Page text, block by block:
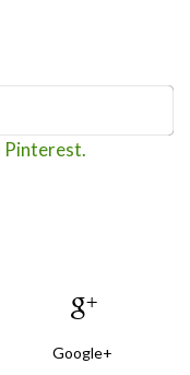
Pinterest.
Google+